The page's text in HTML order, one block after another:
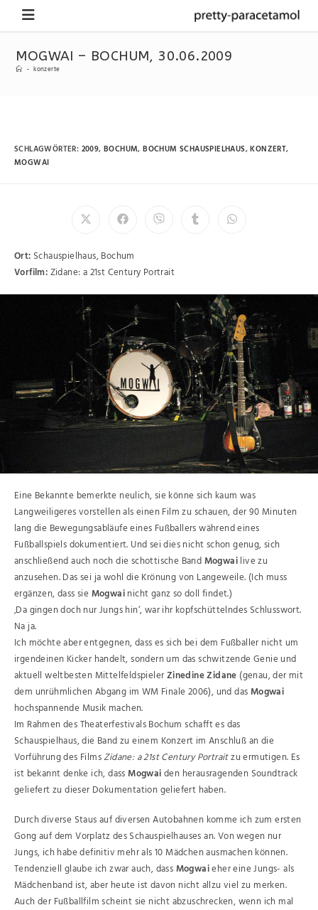
MOGWAI – BOCHUM, 30.06.2009
- konzerte
SCHLAGWÖRTER: 2009, BOCHUM, BOCHUM SCHAUSPIELHAUS,KONZERT,
MOGWAI
Ort: Schauspielhaus, Bochum
Vorfilm:Zidane: a 21st Century Portrait
Eine Bekannte bemerkte neulich, sie könne sich kaum was
Langweiligeres vorstellen als einen Film zu schauen, der 90 Minuten
lang die Bewegungsabläufe eines Fußballers während eines
Fußballspiels dokumentiert. Und sei dies nicht schon genug, sich
anschließend auch noch die schottische BandMogwailive zu
anzusehen. Das sei ja wohl die Krönung von Langeweile. (Ich muss
ergänzen, dass sieMogwainicht ganz so doll findet.)
‚Da gingen doch nur Jungs hin‘, war ihr kopfschüttelndes Schlusswort.
Na ja.
Ich möchte aber entgegnen, dass es sich bei dem Fußballer nicht um
irgendeinen Kicker handelt, sondern um das schwitzende Genie und
aktuell weltbesten MittelfeldspielerZinedine Zidane (genau, der mit
dem unrühmlichen Abgang im WM Finale 2006), und dasMogwai
hochspannende Musik machen.
Im Rahmen des Theaterfestivals Bochum schafft es das
Schauspielhaus, die Band zu einem Konzert im Anschluß an die
Vorführung des FilmsZidane: a 21st Century Portraitzu ermutigen. Es
ist bekannt denke ich, dassMogwaiden herausragenden Soundtrack
geliefert zu dieser Dokumentation geliefert haben.
Durch diverse Staus auf diversen Autobahnen komme ich zum ersten
Gong auf dem Vorplatz des Schauspielhauses an. Von wegen nur
Jungs, ich habe definitiv mehr als 10 Mädchen ausmachen können.
Tendenziell glaube ich zwar auch, dassMogwaieher eine Jungs- als
Mädchenband ist, aber heute ist davon nicht allzu viel zu merken.
Auch der Fußballfilm scheint sie nicht abzuschrecken, wenn ich mal